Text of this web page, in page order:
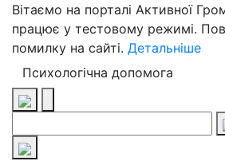
Вітаємо на порталі Активної
працює у тестовому режимі.
помилку на сайті. Детальніше
Психологічна допомога